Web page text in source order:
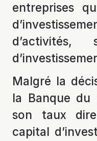
entreprises
Malgré la
la Banque du
son taux
capital